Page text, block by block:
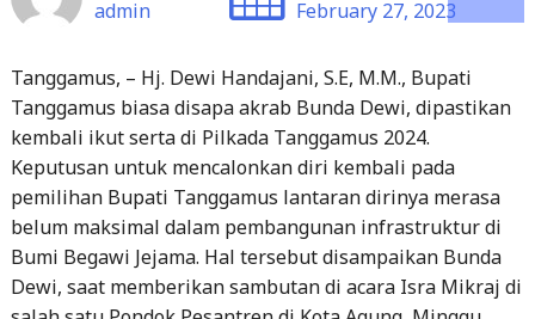
Siap
Keamanan
dan
Ketertiban
Kota
Bandar
Lampung"
Tanggamus biasa disapa akrab Bunda Dewi, dipastikan
kembali ikut serta di Pilkada Tanggamus 2024.
Keputusan untuk mencalonkan diri kembali pada
pemilihan Bupati Tanggamus lantaran dirinya merasa
belum maksimal dalam pembangunan infrastruktur di
Bumi Begawi Jejama. Hal tersebut disampaikan Bunda
Dewi, saat memberikan sambutan di acara Isra Mikraj di
salah satu Pondok Pesantren di Kota Agung, Minggu,
26/2/2023. “Terkait pembangunan yang belum maksimal,